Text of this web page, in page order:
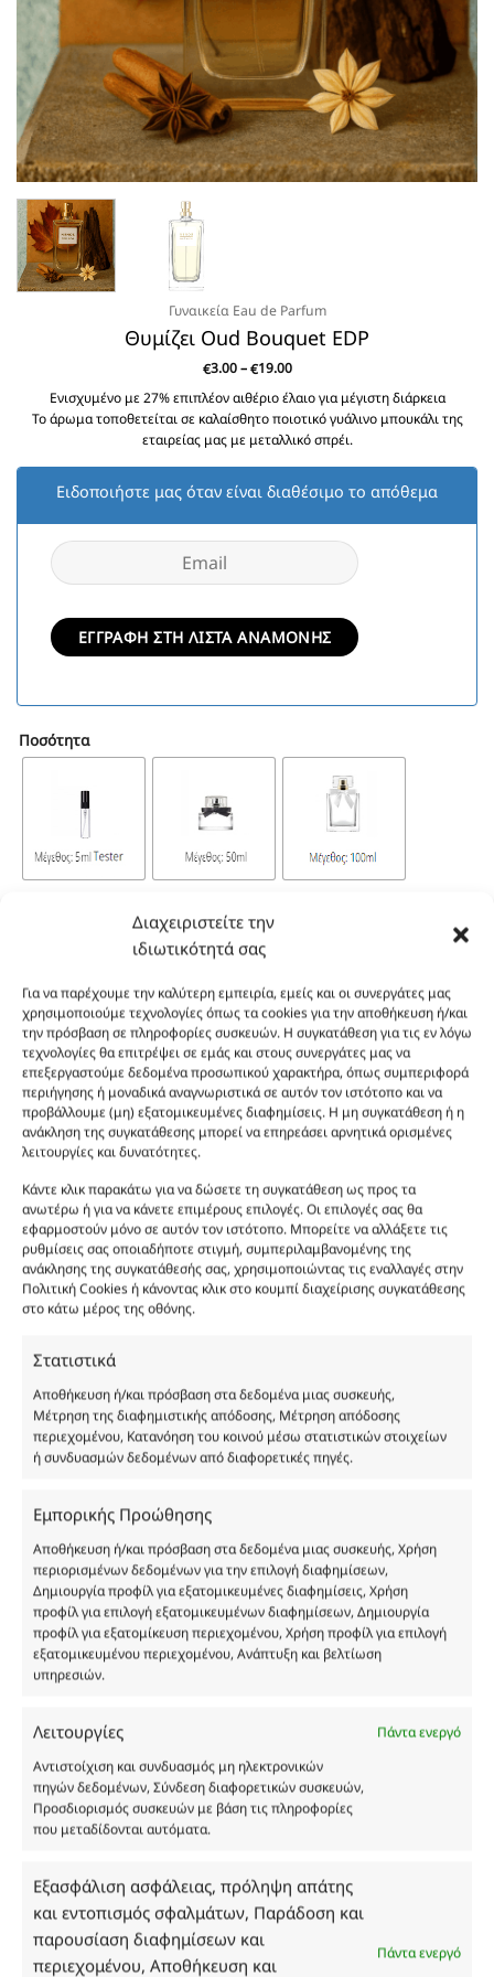
Διαχειριστείτε την
ιδιωτικότητά σας
Για να παρέχουμε την καλύτερη εμπειρία, εμείς και οι συνεργάτες μας
χρησιμοποιούμε τεχνολογίες όπως τα cookies για την αποθήκευση ή/και
την πρόσβαση σε πληροφορίες συσκευών. Η συγκατάθεση για τις εν λόγω
τεχνολογίες θα επιτρέψει σε εμάς και στους συνεργάτες μας να
επεξεργαστούμε δεδομένα προσωπικού χαρακτήρα, όπως συμπεριφορά
περιήγησης ή μοναδικά αναγνωριστικά σε αυτόν τον ιστότοπο και να
προβάλλουμε (μη) εξατομικευμένες διαφημίσεις. Η μη συγκατάθεση ή η
ανάκληση της συγκατάθεσης μπορεί να επηρεάσει αρνητικά ορισμένες
λειτουργίες και δυνατότητες.
Κάντε κλικ παρακάτω για να δώσετε τη συγκατάθεση ως προς τα
ανωτέρω ή για να κάνετε επιμέρους επιλογές. Οι επιλογές σας θα
εφαρμοστούν μόνο σε αυτόν τον ιστότοπο. Μπορείτε να αλλάξετε τις
ρυθμίσεις σας οποιαδήποτε στιγμή, συμπεριλαμβανομένης της
ανάκλησης της συγκατάθεσής σας, χρησιμοποιώντας τις εναλλαγές στην
Πολιτική Cookies ή κάνοντας κλικ στο κουμπί διαχείρισης συγκατάθεσης
στο κάτω μέρος της οθόνης.
Στατιστικά
Αποθήκευση ή/και πρόσβαση στα δεδομένα μιας συσκευής,
Μέτρηση της διαφημιστικής απόδοσης, Μέτρηση απόδοσης
περιεχομένου, Κατανόηση του κοινού μέσω στατιστικών στοιχείων
ή συνδυασμών δεδομένων από διαφορετικές πηγές.
Εμπορικής Προώθησης
Αποθήκευση ή/και πρόσβαση στα δεδομένα μιας συσκευής, Χρήση
περιορισμένων δεδομένων για την επιλογή διαφημίσεων,
Δημιουργία προφίλ για εξατομικευμένες διαφημίσεις, Χρήση
προφίλ για επιλογή εξατομικευμένων διαφημίσεων, Δημιουργία
προφίλ για εξατομίκευση περιεχομένου, Χρήση προφίλ για επιλογή
εξατομικευμένου περιεχομένου, Ανάπτυξη και βελτίωση
υπηρεσιών.
Λειτουργίες
Πάντα ενεργό
Αντιστοίχιση και συνδυασμός μη ηλεκτρονικών
πηγών δεδομένων, Σύνδεση διαφορετικών συσκευών,
Προσδιορισμός συσκευών με βάση τις πληροφορίες
που μεταδίδονται αυτόματα.
Εξασφάλιση ασφάλειας, πρόληψη απάτης
και εντοπισμός σφαλμάτων, Παράδοση και
παρουσίαση διαφημίσεων και
περιεχομένου, Αποθήκευση και
Πάντα ενεργό
Γυναικεία Eau de Parfum
Θυμίζει Oud Bouquet EDP
€3.00 – €19.00Price
€3.00
through
€19.00
Ενισχυμένο με 27% επιπλέον αιθέριο έλαιο για μέγιστη διάρκεια
Το άρωμα τοποθετείται σε καλαίσθητο ποιοτικό γυάλινο μπουκάλι της
εταιρείας μας με μεταλλικό σπρέι.
Eιδοποιήστε μας όταν είναι διαθέσιμο το απόθεμα
Ποσότητα
Με την αγορά των 50 ml κερδίζετε 110 πόντους & με την αγορά 100 ml
κερδίζετε 190 πόντους.
Προσθήκη στο καλάθι
Φύλο:Γυναικεία
Κωδικός προϊόντος :FP408
Νότες:ΓΛΥΚΑ, ΕΝΤΟΝΑ, ΞΥΛΩΔΗ, ΠΟΥΔΡΕΝΙΑ
Εποχές:ΦΘΙΝΟΠΩΡΟ, ΧΕΙΜΩΝΑΣ
Αρωματική Νότα:
Συστατικά: Alcohol Denat, Aqua, PEG-40 Hydrogenated Castor Oil, Parfum,
Benzyl Alcohol, Benzyl Benzoate, Benzyl Salicylate, Cinnamal, Cinnamyl
Alcohol, Citronellol, Coumarin, Evernia Furfuracea Extract, Evernia
Prunastri Extract, Eugenol, Geraniol, Hydroxycitronellal, Isoeugenol,
Limonene, Linalool, CI 19140
Οι φωτογραφίες των προϊόντων είναι ενδεικτικές
Σκοπός τους είναι η διευκόλυνση της επιλογής σας.
Σε καμία περίπτωση δεν αντιστοιχούν στα
αυθεντικά αρώματα και δεν ανταποκρίνονται στην
πραγματικότητα. Πρόθεση της επιχείρησης μας δεν
είναι η παραπλάνηση και η εξαπάτηση του
καταναλωτή. Όλα μας τα προϊόντα είναι τύπου, σε
χύμα μορφή και είναι εμπνευσμένα από τα
αντίστοιχα αυθεντικά γνωστών οίκων. Οι
προϊόντων αποτελούν αναφαίρετη και
κατοχυρωμένη εμπορικά ιδιοκτησία των
Δημιουργών-Οίκων. Οι εικόνες ενδέχεται να
υπόκεινται σε πνευματικά δικαιώματα.
Με επιφύλαξη κάθε νόμιμου δικαιώματος.
Eau de parfum